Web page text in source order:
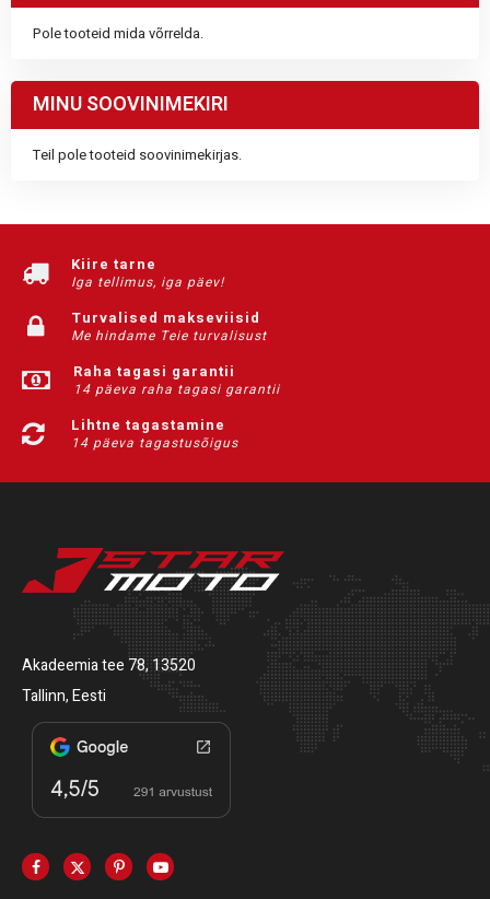
Pole tooteid mida võrrelda.
MINU SOOVINIMEKIRI
Teil pole tooteid soovinimekirjas.
Kiire tarne
Iga tellimus, iga päev!
Turvalised makseviisid
Me hindame Teie turvalisust
Raha tagasi garantii
14 päeva raha tagasi garantii
Lihtne tagastamine
14 päeva tagastusõigus
Akadeemia tee 78, 13520
Tallinn, Eesti